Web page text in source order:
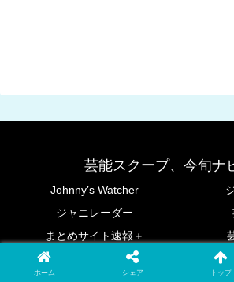
芸能スクープ、今旬ナ
Johnny’s Watcher
ジャニレーダー
まとめサイト速報＋
芸能人ブログ全集
ホーム シェア トップ